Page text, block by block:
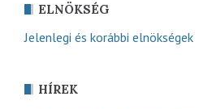
ELNÖKSÉG
Jelenlegi és korábbi elnökségek
HÍREK